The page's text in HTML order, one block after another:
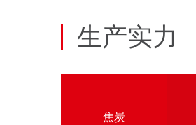
生产实力
焦炭